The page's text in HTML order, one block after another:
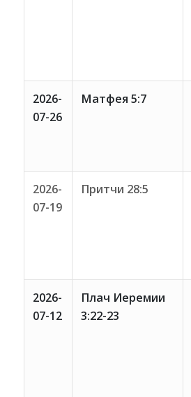
2026-
07-26
Матфея 5:7
2026-
07-19
Притчи 28:5
2026-
07-12
Плач Иеремии
3:22-23